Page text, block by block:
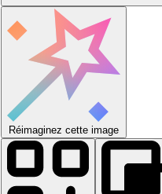
Réimaginez cette image